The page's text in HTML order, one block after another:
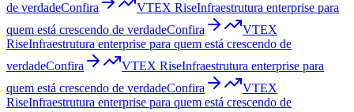
de verdadeConfira VTEX RiseInfraestrutura enterprise para
quem está crescendo de verdadeConfira
VTEX
RiseInfraestrutura enterprise para quem está crescendo de
verdadeConfira VTEX RiseInfraestrutura enterprise para
quem está crescendo de verdadeConfira
VTEX
RiseInfraestrutura enterprise para quem está crescendo de